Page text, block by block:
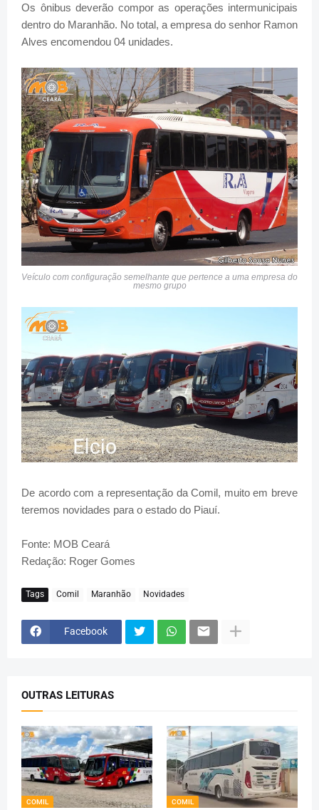
Os ônibus deverão compor as operações intermunicipais
dentro do Maranhão. No total, a empresa do senhor Ramon
Alves encomendou 04 unidades.
Veículo com configuração semelhante que pertence a uma empresa do
mesmo grupo
De acordo com a representação da Comil, muito em breve
teremos novidades para o estado do Piauí.
Fonte: MOB Ceará
Redação: Roger Gomes
Tags Comil Maranhão Novidades
Facebook
OUTRAS LEITURAS
COMIL COMIL